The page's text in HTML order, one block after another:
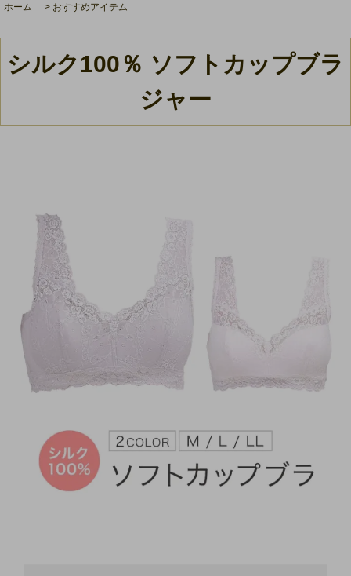
ホーム
> おすすめアイテム
シルク100％ ソフトカップブラ
ジャー